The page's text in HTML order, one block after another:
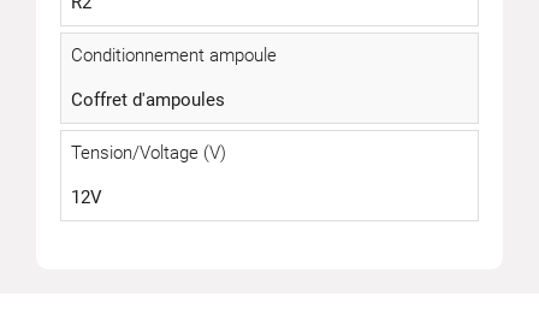
Conditionnement ampoule
Coffret d'ampoules
Tension/Voltage (V)
12V